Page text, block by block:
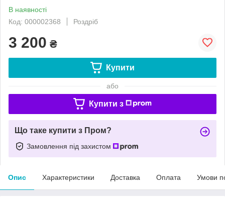
В наявності
Код: 000002368
Роздріб
3 200 ₴
Купити
або
Купити з
Що таке купити з Пром?
Замовлення під захистом
Опис Характеристики Доставка Оплата Умови